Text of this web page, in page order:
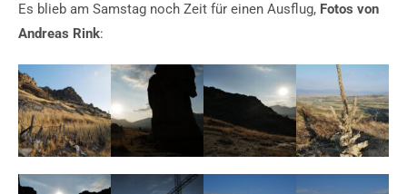
Es blieb am Samstag noch Zeit für einen Ausflug, Fotos von
Andreas Rink: